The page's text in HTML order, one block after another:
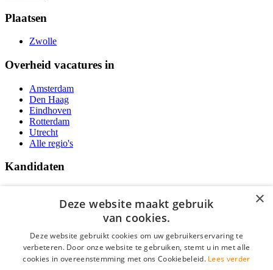
Plaatsen
Zwolle
Overheid vacatures in
Amsterdam
Den Haag
Eindhoven
Rotterdam
Utrecht
Alle regio's
Kandidaten
Vacatures
Over Vacatures Overheid Online
YoungCapital IOS App
YoungCapital Android App
×
Deze website maakt gebruik
van cookies.
Deze website gebruikt cookies om uw gebruikerservaring te
verbeteren. Door onze website te gebruiken, stemt u in met alle
cookies in overeenstemming met ons Cookiebeleid. Lees verder